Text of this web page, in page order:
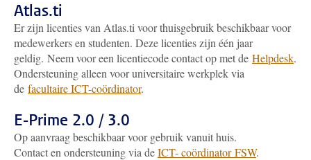
Atlas.ti
Er zijn licenties van Atlas.ti voor thuisgebruik beschikbaar voor
medewerkers en studenten. Deze licenties zijn één jaar
geldig. Neem voor een licentiecode contact op met de Helpdesk.
Ondersteuning alleen voor universitaire werkplek via
de facultaire ICT-coördinator.
E-Prime 2.0 / 3.0
Op aanvraag beschikbaar voor gebruik vanuit huis.
Contact en ondersteuning via deICT- coördinator FSW.